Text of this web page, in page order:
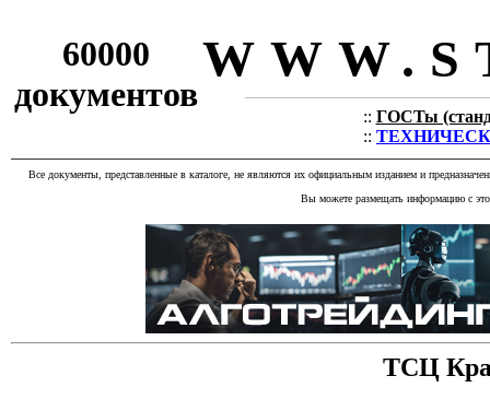
60000
документов
:: ГОСТы
::
Все документы, представленные в каталоге, не являются их официальным изданием и
Вы можете размещать информацию с
ТСЦ